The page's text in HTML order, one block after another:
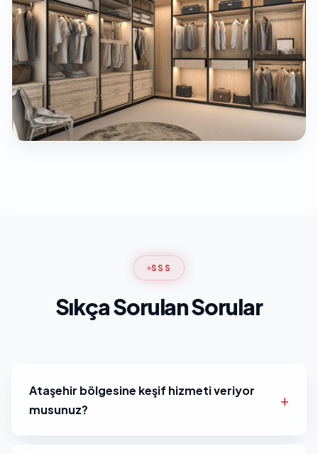
SSS
Sıkça Sorulan Sorular
Ataşehir bölgesine keşif hizmeti veriyor
musunuz?